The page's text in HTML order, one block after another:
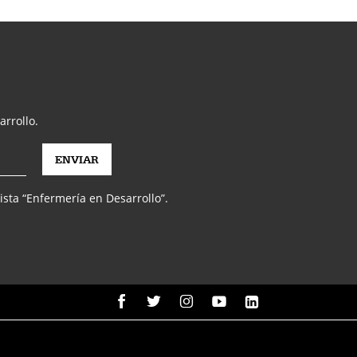
“Enfermería en Desarrollo”.